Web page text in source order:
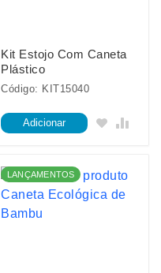
Kit Estojo Com Caneta
Plástico
Código: KIT15040
Adicionar
LANÇAMENTOS